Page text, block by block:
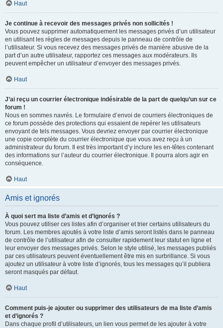
Haut
Je continue à recevoir des messages privés non sollicités !
Vous pouvez supprimer automatiquement les messages privés d’un utilisateur
en utilisant les règles de messages depuis le panneau de contrôle de
l’utilisateur. Si vous recevez des messages privés de manière abusive de la
part d’un autre utilisateur, rapportez ces messages aux modérateurs. Ils
peuvent empêcher un utilisateur d’envoyer des messages privés.
Haut
J’ai reçu un courrier électronique indésirable de la part de quelqu’un sur ce
forum !
Nous en sommes navrés. Le formulaire d’envoi de courriers électroniques de
ce forum possède des protections qui essaient de repérer les utilisateurs
envoyant de tels messages. Vous devriez envoyer par courrier électronique
une copie complète du courrier électronique que vous avez reçu à un
administrateur du forum. Il est très important d’y inclure les en-têtes contenant
des informations sur l’auteur du courrier électronique. Il pourra alors agir en
conséquence.
Haut
Amis et ignorés
À quoi sert ma liste d’amis et d’ignorés ?
Vous pouvez utiliser ces listes afin d’organiser et trier certains utilisateurs du
forum. Les membres ajoutés à votre liste d’amis seront listés dans le panneau
de contrôle de l’utilisateur afin de consulter rapidement leur statut en ligne et
leur envoyer des messages privés. Selon le style utilisé, les messages publiés
par ces utilisateurs peuvent éventuellement être mis en surbrillance. Si vous
ajoutez un utilisateur à votre liste d’ignorés, tous les messages qu’il publiera
seront masqués par défaut.
Haut
Comment puis-je ajouter ou supprimer des utilisateurs de ma liste d’amis
et d’ignorés ?
Dans chaque profil d’utilisateurs, un lien vous permet de les ajouter à votre